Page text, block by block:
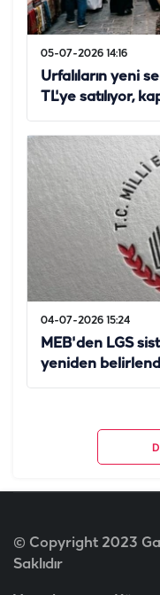
05-07-2026 14:16
Urfalıların yeni
TL'ye satılıyor,
04-07-2026 15:24
MEB'den LGS
yeniden
© Copyright 2023
Saklıdır